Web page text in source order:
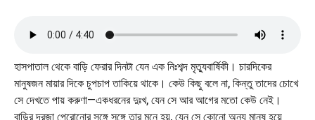
হাসপাতাল থেকে বাড়ি ফেরার দিনটা যেন এক নিঃশব্দ মৃত্যুবার্ষিকী। চারদিকের
মানুষজন মায়ার দিকে চুপচাপ তাকিয়ে থাকে। কেউ কিছু বলে না, কিন্তু তাদের চোখে
সে দেখতে পায় করুণা—একধরনের দুঃখ, যেন সে আর আগের মতো কেউ নেই।
বাড়ির দরজা পেরোনোর সঙ্গে সঙ্গে তার মনে হয়, যেন সে কোনো অন্য মানুষ হয়ে